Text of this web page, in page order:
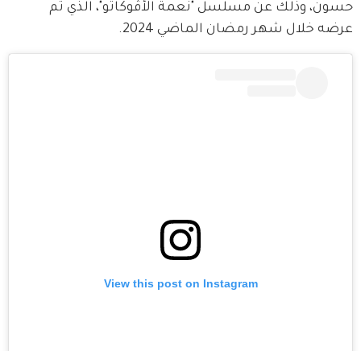
حسون، وذلك عن مسلسل "نعمة الأڤوكاتو"، الذي تم
عرضه خلال شهر رمضان الماضي 2024.
View this post on Instagram